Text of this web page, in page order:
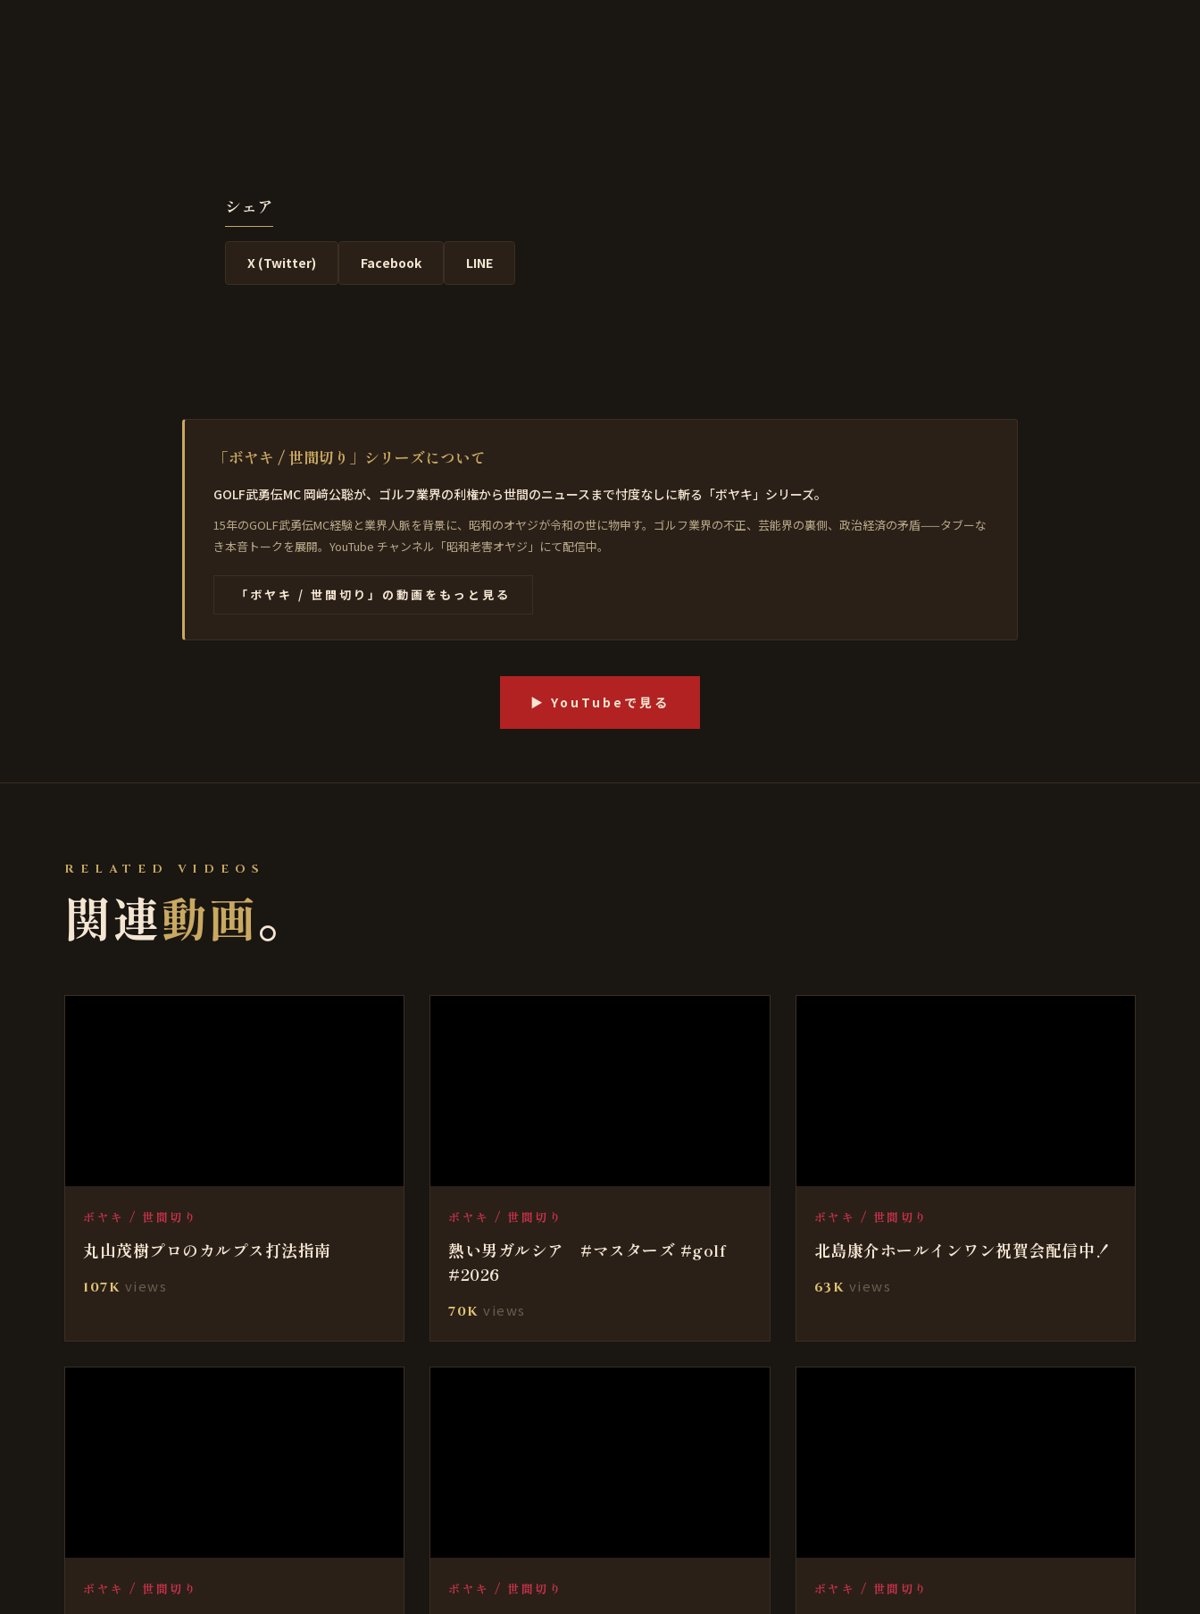
シェア
X (Twitter) Facebook LINE
「ボヤキ / 世間切り」シリーズについて
GOLF武勇伝MC 岡﨑公聡が、ゴルフ業界の利権から世間のニュースまで忖度なしに斬る「ボヤキ」シリーズ。
15年のGOLF武勇伝MC経験と業界人脈を背景に、昭和のオヤジが令和の世に物申す。ゴルフ業界の不正、芸能界の裏側、政治経済の矛盾——タブーな
き本音トークを展開。YouTube チャンネル「昭和老害オヤジ」にて配信中。
「ボヤキ / 世間切り」の動画をもっと見る
▶ YouTubeで見る
RELATED VIDEOS
関連動画。
ボヤキ / 世間切り
丸山茂樹プロのカルプス打法指南
107K views
ボヤキ / 世間切り
熱い男ガルシア #マスターズ #golf
#2026
70K views
ボヤキ / 世間切り
北島康介ホールインワン祝賀会配信中！
63K views
ボヤキ / 世間切り ボヤキ / 世間切り ボヤキ / 世間切り